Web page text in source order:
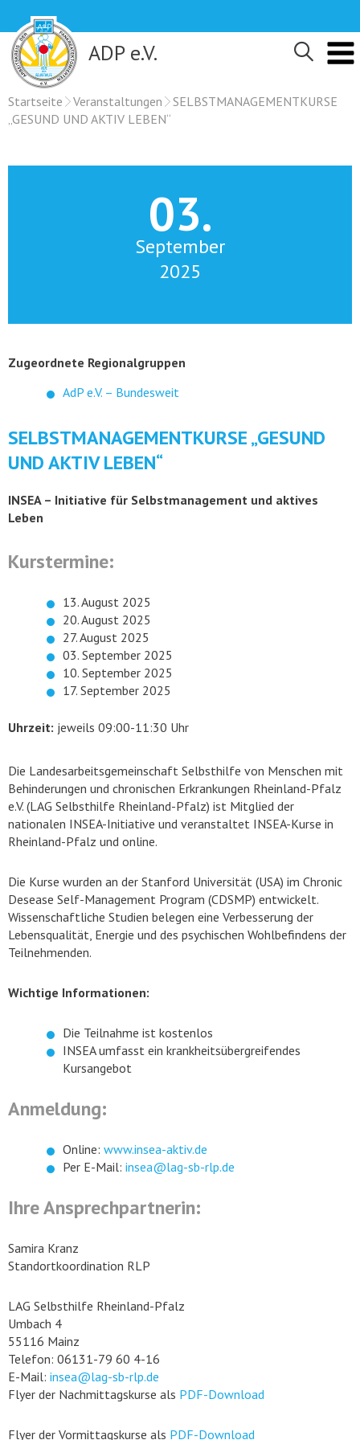
content
ADP e.V.
Startseite Veranstaltungen
SELBSTMANAGEMENTKURSE
„GESUND UND AKTIV LEBEN“
03.
September
2025
Zugeordnete Regionalgruppen
AdP e.V. – Bundesweit
SELBSTMANAGEMENTKURSE „GESUND
UND AKTIV LEBEN“
INSEA – Initiative für Selbstmanagement und aktives
Leben
Kurstermine:
13. August 2025
20. August 2025
27. August 2025
03. September 2025
10. September 2025
17. September 2025
Uhrzeit: jeweils 09:00-11:30 Uhr
Die Landesarbeitsgemeinschaft Selbsthilfe von Menschen mit
Behinderungen und chronischen Erkrankungen Rheinland-Pfalz
e.V. (LAG Selbsthilfe Rheinland-Pfalz) ist Mitglied der
nationalen INSEA-Initiative und veranstaltet INSEA-Kurse in
Rheinland-Pfalz und online.
Die Kurse wurden an der Stanford Universität (USA) im Chronic
Desease Self-Management Program (CDSMP) entwickelt.
Wissenschaftliche Studien belegen eine Verbesserung der
Lebensqualität, Energie und des psychischen Wohlbefindens der
Teilnehmenden.
Wichtige Informationen:
Die Teilnahme ist kostenlos
INSEA umfasst ein krankheitsübergreifendes
Kursangebot
Anmeldung:
Online: www.insea-aktiv.de
Per E-Mail: insea@lag-sb-rlp.de
Ihre Ansprechpartnerin:
Samira Kranz
Standortkoordination RLP
LAG Selbsthilfe Rheinland-Pfalz
Umbach 4
55116 Mainz
Telefon: 06131-79 60 4-16
E-Mail: insea@lag-sb-rlp.de
Flyer der Nachmittagskurse als PDF-Download
Flyer der Vormittagskurse als PDF-Download